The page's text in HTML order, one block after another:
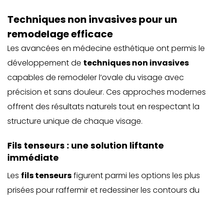
Techniques non invasives pour un
remodelage efficace
Les avancées en médecine esthétique ont permis le
développement de techniques non invasives
capables de remodeler l’ovale du visage avec
précision et sans douleur. Ces approches modernes
offrent des résultats naturels tout en respectant la
structure unique de chaque visage.
Fils tenseurs : une solution liftante
immédiate
Les fils tenseursfigurent parmi les options les plus
prisées pour raffermir et redessiner les contours du